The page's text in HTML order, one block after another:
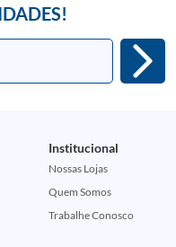
Institucional
Nossas Lojas
Quem Somos
Trabalhe Conosco